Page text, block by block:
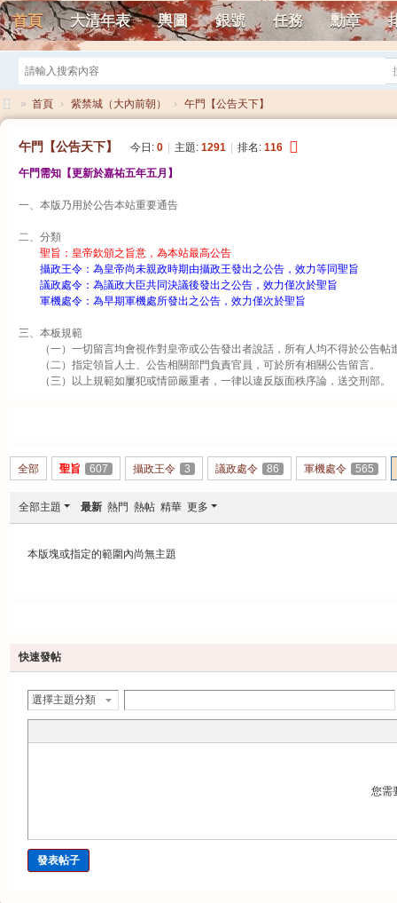
首頁 大清年表 輿圖 銀號 任務 勳章
大
» 首頁 › 紫禁城（大內前朝） › 午門【公告天下】
午門【公告天下】 今日: 0 主題: 1291 排名: 116
午門需知【更新於嘉祐五年五月】
一、本版乃用於公告本站重要通告
二、分類
聖旨：皇帝欽頒之旨意，為本站最高公告
攝政王令：為皇帝尚未親政時期由攝政王發出之公告，效力等同聖旨
議政處令：為議政大臣共同決議後發出之公告，效力僅次於聖旨
軍機處令：為早期軍機處所發出之公告，效力僅次於聖旨
三、本板規範
（一）一切留言均會視作對皇帝或公告發出者說話，所有人均不得於公告帖
（二）指定領旨人士、公告相關部門負責官員，可於所有相關公告留言。
（三）以上規範如屢犯或情節嚴重者，一律以違反版面秩序論，送交刑部。
全部 聖旨 607 攝政王令 3 議政處令 86 軍機處令 565
全部主題 最新 熱門 熱帖 精華 更多
本版塊或指定的範圍內尚無主題
快速發帖
選擇主題分類
您需
發表帖子